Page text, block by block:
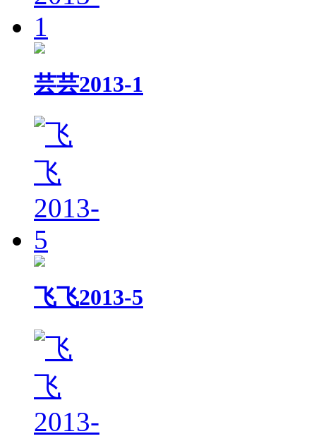
芸芸2013-1
飞飞2013-5